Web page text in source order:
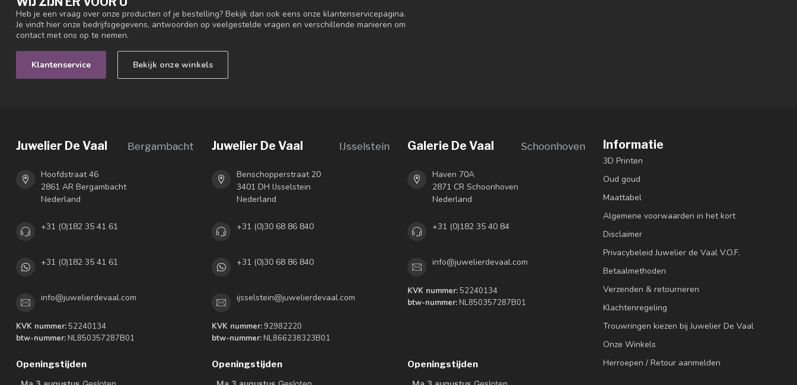
Heb je een vraag over onze producten of je bestelling? Bekijk dan ook eens onze klantenservicepagina.
Je vindt hier onze bedrijfsgegevens, antwoorden op veelgestelde vragen en verschillende manieren om
contact met ons op te nemen.
Klantenservice Bekijk onze winkels
Juwelier De Vaal Bergambacht
Hoofdstraat 46
2861 AR Bergambacht
Nederland
+31 (0)182 35 41 61
+31 (0)182 35 41 61
info@juwelierdevaal.com
KVK nummer: 52240134
btw-nummer: NL850357287B01
Openingstijden
Juwelier De Vaal IJsselstein
Benschopperstraat 20
3401 DH IJsselstein
Nederland
+31 (0)30 68 86 840
+31 (0)30 68 86 840
ijsselstein@juwelierdevaal.com
KVK nummer:92982220
btw-nummer: NL866238323B01
Openingstijden
Galerie De Vaal Schoonhoven
Haven 70A
2871 CR Schoonhoven
Nederland
+31 (0)182 35 40 84
info@juwelierdevaal.com
KVK nummer: 52240134
btw-nummer: NL850357287B01
Openingstijden
Informatie
3D Printen
Oud goud
Maattabel
Algemene voorwaarden in het kort
Disclaimer
Privacybeleid Juwelier de Vaal V.O.F.
Betaalmethoden
Verzenden & retourneren
Klachtenregeling
Trouwringen kiezen bij Juwelier De Vaal
Onze Winkels
Herroepen / Retour aanmelden